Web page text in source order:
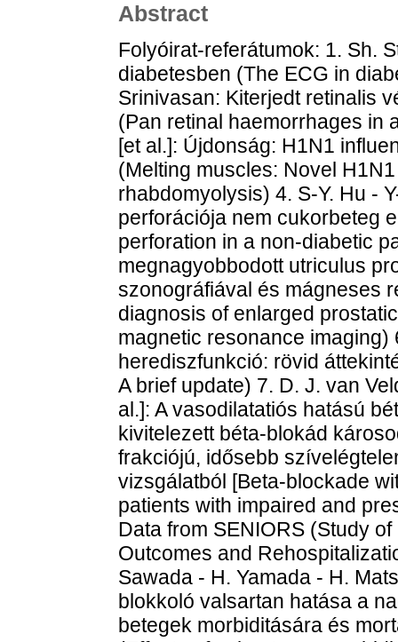
Abstract
Folyóirat-referátumok: 1. Sh.
diabetesben (The ECG in
Srinivasan: Kiterjedt retinalis
(Pan retinal haemorrhages in
[et al.]: Újdonság: H1N1
(Melting muscles: Novel
rhabdomyolysis) 4. S-Y. Hu -
perforációja nem cukorbeteg
perforation in a non-diabetic
megnagyobbodott utriculus
szonográfiával és mágneses
diagnosis of enlarged
magnetic resonance imaging)
herediszfunkció: rövid
A brief update) 7. D. J. van
al.]: A vasodilatatiós hatású
kivitelezett béta-blokád
frakciójú, idősebb
vizsgálatból [Beta-blockade
patients with impaired and
Data from SENIORS (Study
Outcomes and
Sawada - H. Yamada - H.
blokkoló valsartan hatása a
betegek morbiditására és